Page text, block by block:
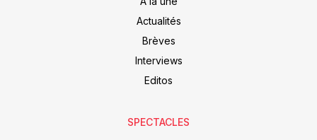
Actualités
Brèves
Interviews
Editos
SPECTACLES